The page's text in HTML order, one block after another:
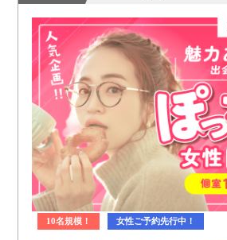
10名規模！ 女性ご予約先行中！